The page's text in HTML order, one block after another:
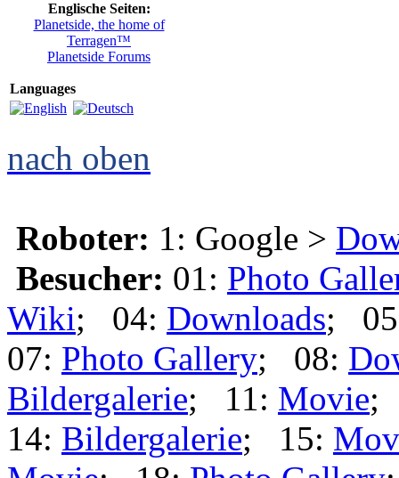
Englische Seiten:
Planetside, the home of
Terragen™
Planetside Forums
Languages
nach oben
Roboter: 1: Google >
Besucher: 01: Photo
Wiki; 04: Downloads;
07: Photo Gallery; 08:
Bildergalerie; 11: Movie;
14: Bildergalerie; 15: